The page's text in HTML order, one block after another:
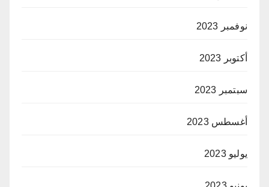
نوفمبر 2023
أكتوبر 2023
سبتمبر 2023
أغسطس 2023
يوليو 2023